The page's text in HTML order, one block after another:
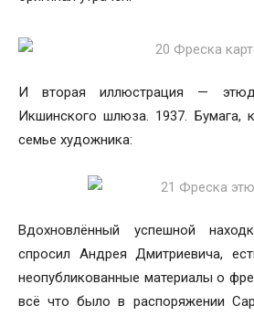
И вторая иллюстрация —
Икшинского шлюза. 1937. Бумага,
семье художника:
Вдохновлённый успешной
спросил Андрея Дмитриевича,
неопубликованные материалы о
всё что было в распоряжении